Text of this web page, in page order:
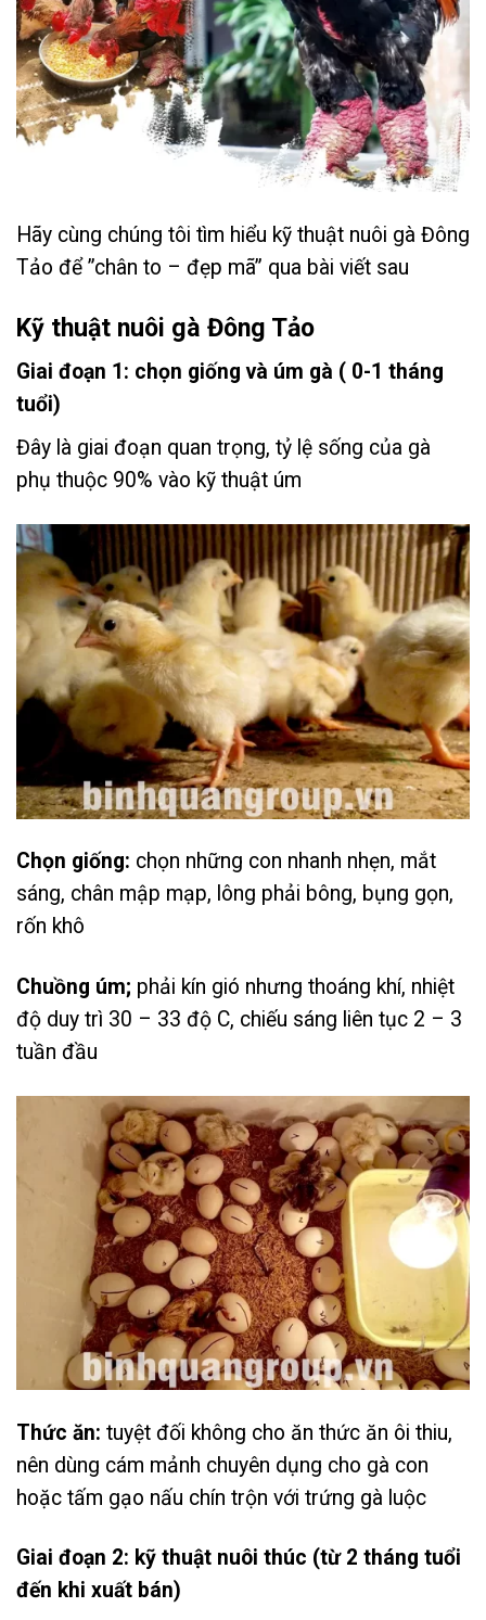
Hãy cùng chúng tôi tìm hiểu kỹ thuật nuôi gà Đông
Tảo để ”chân to – đẹp mã” qua bài viết sau
Kỹ thuật nuôi gà Đông Tảo
Giai đoạn 1: chọn giống và úm gà ( 0-1 tháng
tuổi)
Đây là giai đoạn quan trọng, tỷ lệ sống của gà
phụ thuộc 90% vào kỹ thuật úm
Chọn giống: chọn những con nhanh nhẹn, mắt
sáng, chân mập mạp, lông phải bông, bụng gọn,
rốn khô
Chuồng úm; phải kín gió nhưng thoáng khí, nhiệt
độ duy trì 30 – 33 độ C, chiếu sáng liên tục 2 – 3
tuần đầu
Thức ăn: tuyệt đối không cho ăn thức ăn ôi thiu,
nên dùng cám mảnh chuyên dụng cho gà con
hoặc tấm gạo nấu chín trộn với trứng gà luộc
Giai đoạn 2: kỹ thuật nuôi thúc (từ 2 tháng tuổi
đến khi xuất bán)